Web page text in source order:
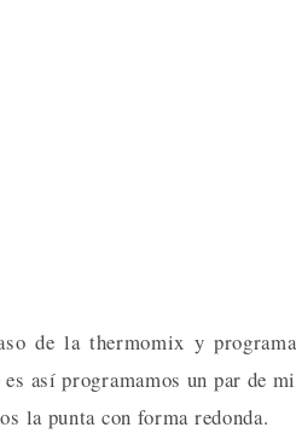
de la thermomix y
así programamos un par de
la punta con forma redonda.